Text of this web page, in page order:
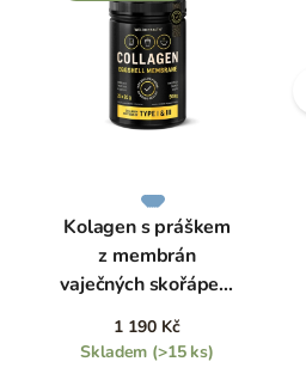
Kolagen s práškem
z membrán
vaječných skořápek,
1 190 Kč
Skladem (>15 ks)